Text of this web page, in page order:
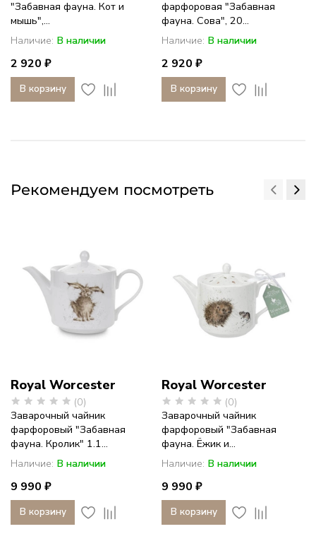
"Забавная фауна. Кот и
мышь",...
Наличие: В наличии
2 920 ₽
В корзину
фарфоровая "Забавная
фауна. Сова", 20...
Наличие: В наличии
2 920 ₽
В корзину
Рекомендуем посмотреть
Royal Worcester
(0)
Заварочный чайник
фарфоровый "Забавная
фауна. Кролик" 1.1...
Наличие: В наличии
9 990 ₽
В корзину
Royal Worcester
(0)
Заварочный чайник
фарфоровый "Забавная
фауна. Ёжик и...
Наличие: В наличии
9 990 ₽
В корзину